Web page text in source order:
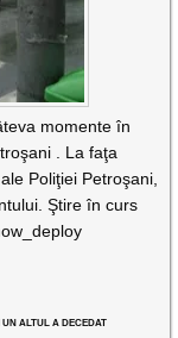
momente în
. La faţa
Poliţiei Petroşani,
Ştire în curs
UN ALTUL A DECEDAT